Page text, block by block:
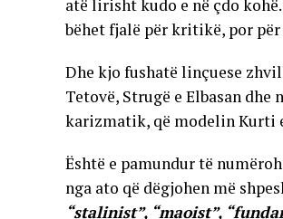
atë lirisht kudo e në çdo
bëhet fjalë për kritikë, por
Dhe kjo fushatë linçuese
Tetovë, Strugë e Elbasan
karizmatik, që modelin Kurti
Është e pamundur të
nga ato që dëgjohen më
“stalinist”, “maoist”,